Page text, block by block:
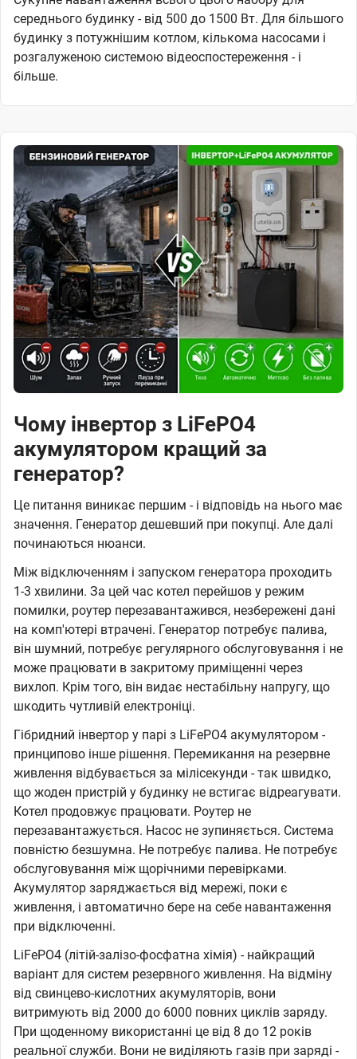
середнього будинку - від 500 до 1500 Вт. Для більшого
будинку з потужнішим котлом, кількома насосами і
розгалуженою системою відеоспостереження - і
більше.
Чому інвертор з LiFePO4
акумулятором кращий за
генератор?
Це питання виникає першим - і відповідь на нього має
значення. Генератор дешевший при покупці. Але далі
починаються нюанси.
Між відключенням і запуском генератора проходить
1-3 хвилини. За цей час котел перейшов у режим
помилки, роутер перезавантажився, незбережені дані
на комп'ютері втрачені. Генератор потребує палива,
він шумний, потребує регулярного обслуговування і не
може працювати в закритому приміщенні через
вихлоп. Крім того, він видає нестабільну напругу, що
шкодить чутливій електроніці.
Гібридний інвертор у парі з LiFePO4 акумулятором -
принципово інше рішення. Перемикання на резервне
живлення відбувається за мілісекунди - так швидко,
що жоден пристрій у будинку не встигає відреагувати.
Котел продовжує працювати. Роутер не
перезавантажується. Насос не зупиняється. Система
повністю безшумна. Не потребує палива. Не потребує
обслуговування між щорічними перевірками.
Акумулятор заряджається від мережі, поки є
живлення, і автоматично бере на себе навантаження
при відключенні.
LiFePO4 (літій-залізо-фосфатна хімія) - найкращий
варіант для систем резервного живлення. На відміну
від свинцево-кислотних акумуляторів, вони
витримують від 2000 до 6000 повних циклів заряду.
При щоденному використанні це від 8 до 12 років
реальної служби. Вони не виділяють газів при заряді -